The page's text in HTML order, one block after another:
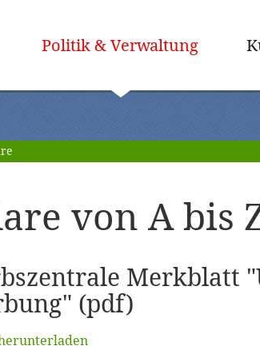
Politik & Verwaltung
von A bis
Merkblatt
(pdf)